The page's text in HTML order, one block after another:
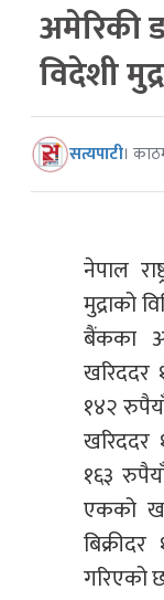
अमेरिकी
विदेशी
सत्यपाटी।
नेपाल
मुद्राको
बैंकका
खरिददर
१४२
खरिददर
१६३
एकको
गरिएको